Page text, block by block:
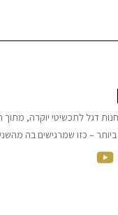
בפברואר 2020 כחנות דגל לתכשיטי יוקרה,
– כזו שמרגישים בה